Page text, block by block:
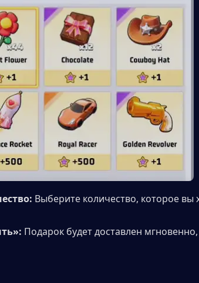
Выберите количество, которое вы
Подарок будет доставлен